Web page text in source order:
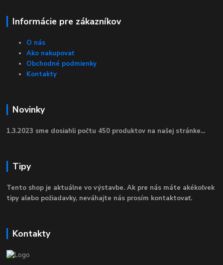
Informácie pre zákazníkov
O nás
Ako nakupovať
Obchodné podmienky
Kontakty
Novinky
1.3.2023 sme dosiahli počtu 450 produktov na našej stránke...
Tipy
Tento shop je aktuálne vo výstavbe. Ak pre nás máte akékoľvek
tipy alebo požiadavky, neváhajte nás prosím kontaktovať.
Kontakty